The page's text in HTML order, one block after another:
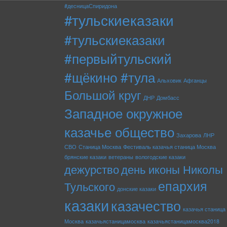
#десницаСпиридона
#тульскиеказаки
#тульскиеказаки
#первыйтульский
#щёкино #тула Альховик Афганцы
Большой круг ДНР Домбасс
Западное окружное
казачье общество Захарова ЛНР
СВО Станица Москва Фестиваль казачья станица Москва
брянские казаки ветераны вологодские казаки
дежурстводень иконы Николы
Тульского донские казаки епархия
казакиказачество казачья станица
Москва казачьястаницамосква казачьястаницамосква2018